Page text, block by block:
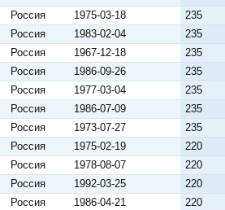
Россия 1975-03-18 235
Россия 1983-02-04 235
Россия 1967-12-18 235
Россия 1986-09-26 235
Россия 1977-03-04 235
Россия 1986-07-09 235
Россия 1973-07-27 235
Россия 1975-02-19 220
Россия 1978-08-07 220
Россия 1992-03-25 220
Россия 1986-04-21 220